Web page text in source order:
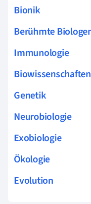
Bionik
Berühmte
Immunologie
Biowissenschaften
Genetik
Neurobiologie
Exobiologie
Ökologie
Evolution